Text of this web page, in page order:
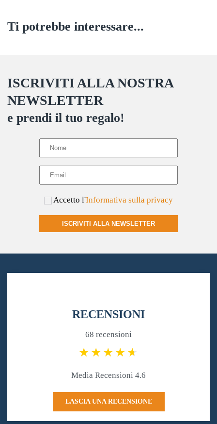
Ti potrebbe interessare...
ISCRIVITI ALLA NOSTRA
NEWSLETTER
e prendi il tuo regalo!
Accetto l'Informativa sulla privacy
ISCRIVITI ALLA NEWSLETTER
RECENSIONI
68 recensioni
Media Recensioni 4.6
LASCIA UNA RECENSIONE